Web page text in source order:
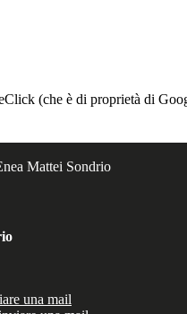
(che è di proprietà di
Mattei Sondrio
una mail